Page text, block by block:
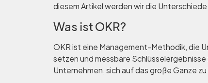
diesem Artikel werden wir die
Was ist OKR?
OKR ist eine Management-Methodik, die
setzen und messbare
Unternehmen, sich auf das große Ganze